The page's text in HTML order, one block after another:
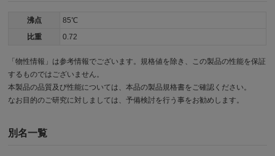
沸点
85℃
比重
0.72
「物性情報」は参考情報でございます。規格値を除き、この製品の性能を保証
するものではございません。
本製品の品質及び性能については、本品の製品規格書をご確認ください。
なお目的のご研究に対しましては、予備検討を行う事をお勧めします。
別名一覧